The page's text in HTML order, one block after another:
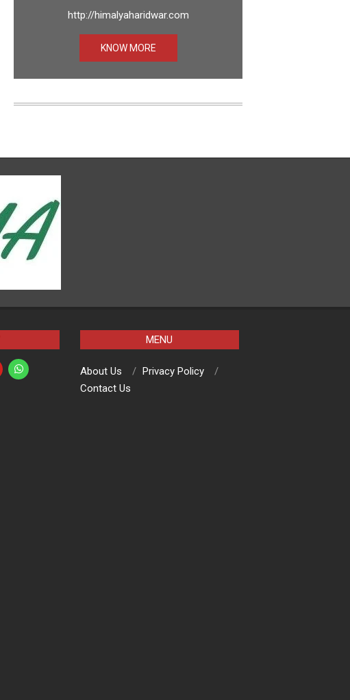
http://himalyaharidwar.com
KNOW MORE
MENU
About Us
Privacy Policy
Contact Us